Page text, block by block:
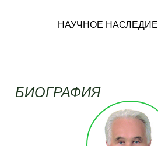
НАУЧНОЕ НАСЛЕДИЕ
БИОГРАФИЯ